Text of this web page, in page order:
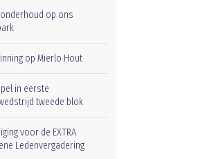
op ons
op Mierlo Hout
in eerste
tweede blok
voor de EXTRA
Ledenvergadering